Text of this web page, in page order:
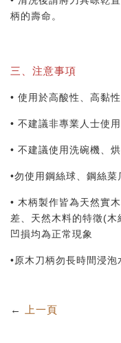
柄的壽命。
三、注意事項
• 使用於高酸性、高黏
• 不建議非專業人士使
• 不建議使用洗碗機、
•勿使用鋼絲球、鋼絲菜
• 木柄製作皆為天然實
差、天然木料的特徵(
凹損均為正常現象
•原木刀柄勿長時間浸泡
← 上一頁